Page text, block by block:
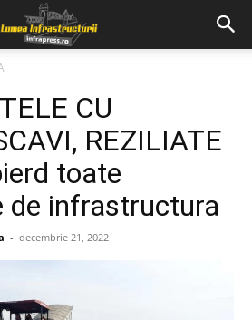
CU
REZILIATE
toate
de infrastructura
- decembrie 21, 2022